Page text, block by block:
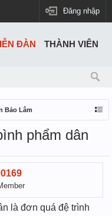
Đăng nhập
Bảo Lâm
phẩm dân
là đơn quá đệ trình
ĐÀN THÀNH VIÊN